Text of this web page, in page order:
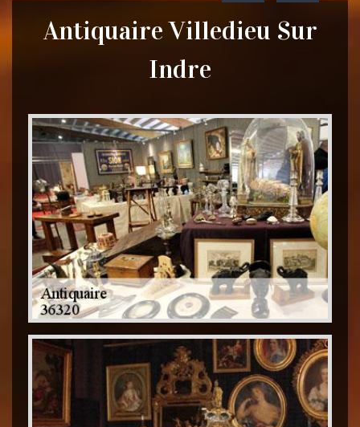
Antiquaire Villedieu Sur
Indre